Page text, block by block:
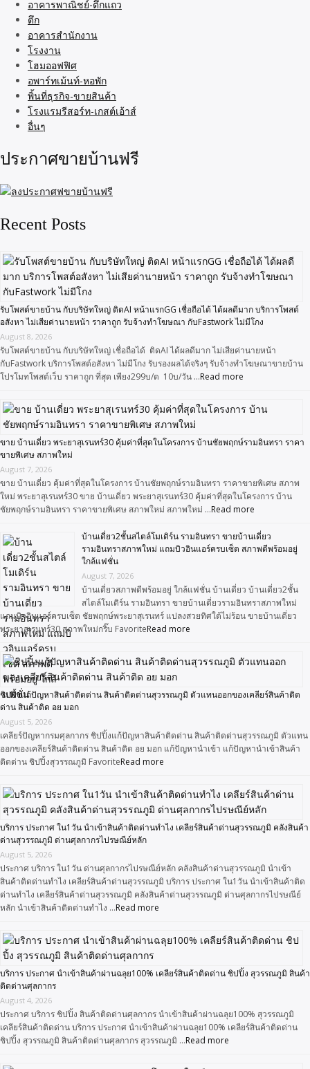
อาคารพาณิชย์-ตึกแถว
ตึก
อาคารสำนักงาน
โรงงาน
โฮมออฟฟิศ
อพาร์ทเม้นท์-หอพัก
พิ้นที่ธุรกิจ-ขายสินค้า
โรงแรมรีสอร์ท-เกสต์เอ้าส์
อื่นๆ
ประกาศขายบ้านฟรี
Recent Posts
รับโพสต์ขายบ้าน กับบริษัทใหญ่ ติดAI หน้าแรกGG เชื่อถือได้ ได้ผลดีมาก บริการโพสต์
อสังหา ไม่เสียค่านายหน้า ราคาถูก รับจ้างทำโฆษณา กับFastwork ไม่มีโกง
August 8, 2026
รับโพสต์ขายบ้าน กับบริษัทใหญ่ เชื่อถือได้ ติดAI ได้ผลดีมาก ไม่เสียค่านายหน้า
กับFastwork บริการโพสต์อสังหา ไม่มีโกง รับรองผลได้จริงๆ รับจ้างทำโฆษณาขายบ้าน
โปรโมทโพสต์เว็บ ราคาถูก ที่สุด เพียง299บ/ด 10บ/วัน …Read more
ขาย บ้านเดี่ยว พระยาสุเรนทร์30 คุ้มค่าที่สุดในโครงการ บ้านชัยพฤกษ์รามอินทรา ราคา
ขายพิเศษ สภาพใหม่
August 7, 2026
ขาย บ้านเดี่ยว คุ้มค่าที่สุดในโครงการ บ้านชัยพฤกษ์รามอินทรา ราคาขายพิเศษ สภาพ
ใหม่ พระยาสุเรนทร์30 ขาย บ้านเดี่ยว พระยาสุเรนทร์30 คุ้มค่าที่สุดในโครงการ บ้าน
ชัยพฤกษ์รามอินทรา ราคาขายพิเศษ สภาพใหม่ สภาพใหม่ …Read more
บ้านเดี่ยว2ชั้นสไตล์โมเดิร์น รามอินทรา ขายบ้านเดี่ยว
รามอินทราสภาพใหม่ แถมบิวอินแอร์ครบเซ็ต สภาพดีพร้อมอยู่
ใกล้แฟชั่น
August 7, 2026
บ้านเดี่ยวสภาพดีพร้อมอยู่ ใกล้แฟชั่น บ้านเดี่ยว บ้านเดี่ยว2ชั้น
สไตล์โมเดิร์น รามอินทรา ขายบ้านเดี่ยวรามอินทราสภาพใหม่
แถมบิวอินแอร์ครบเซ็ต ชัยพฤกษ์พระยาสุเรนทร์ แปลงสวยทิศใต้ไม่ร้อน ขายบ้านเดี่ยว
พระยาสุเรนทร์30 สภาพใหม่กริ๊บ FavoriteRead more
ชิปปิ้งแก้ปัญหาสินค้าติดด่าน สินค้าติดด่านสุวรรณภูมิ ตัวแทนออกของเคลียร์สินค้าติด
ด่าน สินค้าติด อย มอก
August 5, 2026
เคลียร์ปัญหากรมศุลกากร ชิปปิ้งแก้ปัญหาสินค้าติดด่าน สินค้าติดด่านสุวรรณภูมิ ตัวแทน
ออกของเคลียร์สินค้าติดด่าน สินค้าติด อย มอก แก้ปัญหานำเข้า แก้ปัญหานำเข้าสินค้า
ติดด่าน ชิปปิ้งสุวรรณภูมิ FavoriteRead more
บริการ ประกาศ ใน1วัน นำเข้าสินค้าติดด่านทำไง เคลียร์สินค้าด่านสุวรรณภูมิ คลังสินค้า
ด่านสุวรรณภูมิ ด่านศุลกากรไปรษณีย์หลัก
August 5, 2026
ประกาศ บริการ ใน1วัน ด่านศุลกากรไปรษณีย์หลัก คลังสินค้าด่านสุวรรณภูมิ นำเข้า
สินค้าติดด่านทำไง เคลียร์สินค้าด่านสุวรรณภูมิ บริการ ประกาศ ใน1วัน นำเข้าสินค้าติด
ด่านทำไง เคลียร์สินค้าด่านสุวรรณภูมิ คลังสินค้าด่านสุวรรณภูมิ ด่านศุลกากรไปรษณีย์
หลัก นำเข้าสินค้าติดด่านทำไง …Read more
บริการ ประกาศ นำเข้าสินค้าผ่านฉลุย100% เคลียร์สินค้าติดด่าน ชิปปิ้ง สุวรรณภูมิ สินค้า
ติดด่านศุลกากร
August 4, 2026
ประกาศ บริการ ชิปปิ้ง สินค้าติดด่านศุลกากร นำเข้าสินค้าผ่านฉลุย100% สุวรรณภูมิ
เคลียร์สินค้าติดด่าน บริการ ประกาศ นำเข้าสินค้าผ่านฉลุย100% เคลียร์สินค้าติดด่าน
ชิปปิ้ง สุวรรณภูมิ สินค้าติดด่านศุลกากร สุวรรณภูมิ …Read more